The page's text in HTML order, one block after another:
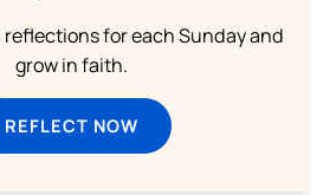
for each Sunday and
grow in faith.
REFLECT NOW